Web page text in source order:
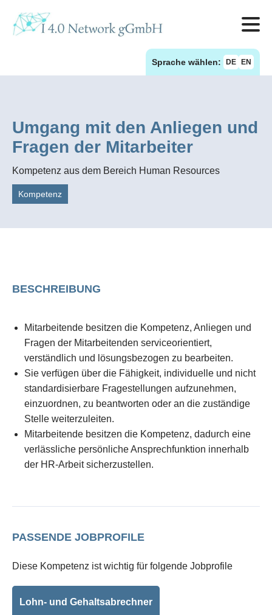
Sprache wählen: DE EN
Umgang mit den Anliegen und
Fragen der Mitarbeiter
Kompetenz aus dem Bereich Human Resources
Kompetenz
BESCHREIBUNG
Mitarbeitende besitzen die Kompetenz, Anliegen und
Fragen der Mitarbeitenden serviceorientiert,
verständlich und lösungsbezogen zu bearbeiten.
Sie verfügen über die Fähigkeit, individuelle und nicht
standardisierbare Fragestellungen aufzunehmen,
einzuordnen, zu beantworten oder an die zuständige
Stelle weiterzuleiten.
Mitarbeitende besitzen die Kompetenz, dadurch eine
verlässliche persönliche Ansprechfunktion innerhalb
der HR-Arbeit sicherzustellen.
PASSENDE JOBPROFILE
Diese Kompetenz ist wichtig für folgende Jobprofile
Lohn- und Gehaltsabrechner